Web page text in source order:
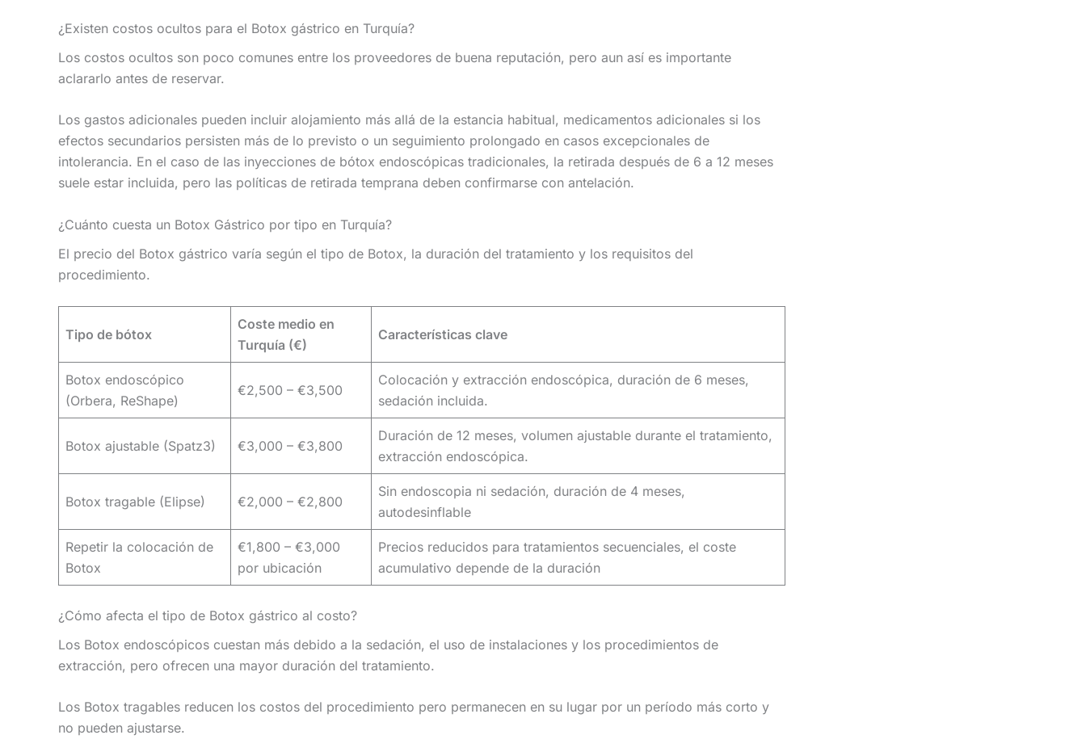
¿Existen costos ocultos para el Botox gástrico en Turquía?
Los costos ocultos son poco comunes entre los proveedores de buena reputación, pero aun así es importante
aclararlo antes de reservar.
Los gastos adicionales pueden incluir alojamiento más allá de la estancia habitual, medicamentos adicionales si los
efectos secundarios persisten más de lo previsto o un seguimiento prolongado en casos excepcionales de
intolerancia. En el caso de las inyecciones de bótox endoscópicas tradicionales, la retirada después de 6 a 12 meses
suele estar incluida, pero las políticas de retirada temprana deben confirmarse con antelación.
¿Cuánto cuesta un Botox Gástrico por tipo en Turquía?
El precio del Botox gástrico varía según el tipo de Botox, la duración del tratamiento y los requisitos del
procedimiento.
Tipo de bótox
Coste medio en
Turquía (€)
Características clave
Botox endoscópico
(Orbera, ReShape)
€2,500 – €3,500
Colocación y extracción endoscópica, duración de 6 meses,
sedación incluida.
Botox ajustable (Spatz3) €3,000 – €3,800
Duración de 12 meses, volumen ajustable durante el tratamiento,
extracción endoscópica.
Botox tragable (Elipse) €2,000 – €2,800
Sin endoscopia ni sedación, duración de 4 meses,
autodesinflable
Repetir la colocación de
Botox
€1,800 – €3,000
por ubicación
Precios reducidos para tratamientos secuenciales, el coste
acumulativo depende de la duración
¿Cómo afecta el tipo de Botox gástrico al costo?
Los Botox endoscópicos cuestan más debido a la sedación, el uso de instalaciones y los procedimientos de
extracción, pero ofrecen una mayor duración del tratamiento.
Los Botox tragables reducen los costos del procedimiento pero permanecen en su lugar por un período más corto y
no pueden ajustarse.